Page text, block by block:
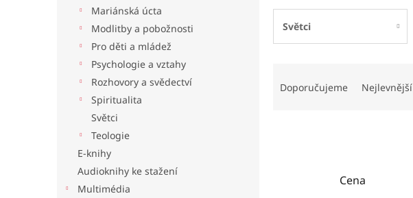
Mariánská úcta
Modlitby a pobožnosti
Pro děti a mládež
Psychologie a vztahy
Rozhovory a svědectví
Spiritualita
Světci
Teologie
E-knihy
Audioknihy ke stažení
Multimédia
Světci
Doporučujeme Nejlevnější
Cena